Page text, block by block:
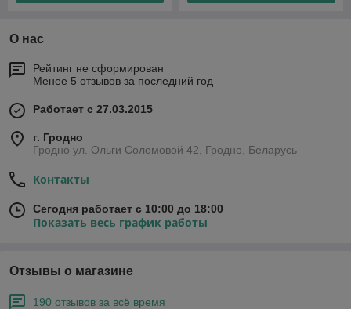
О нас
Рейтинг не сформирован
Менее 5 отзывов за последний год
Работает с 27.03.2015
г. Гродно
Гродно ул. Ольги Соломовой 42, Гродно, Беларусь
Контакты
Сегодня работает с 10:00 до 18:00
Показать весь график работы
Отзывы о магазине
190 отзывов за всё время